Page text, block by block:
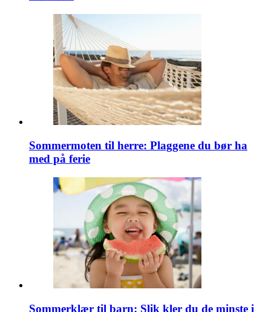
Sommermoten til herre: Plaggene du bør ha
med på ferie
Sommerklær til barn: Slik kler du de minste i